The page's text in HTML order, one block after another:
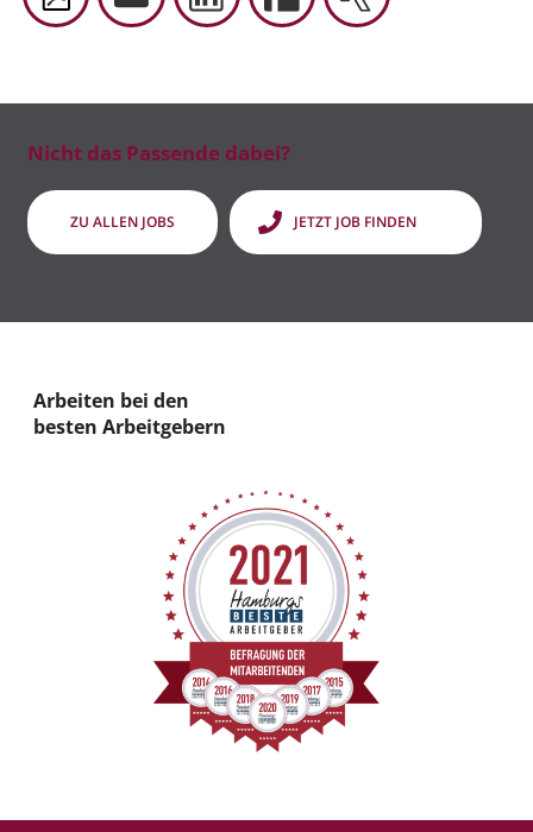
Nicht das Passende dabei?
ZU ALLEN JOBS JETZT JOB FINDEN
Arbeiten bei den
besten Arbeitgebern